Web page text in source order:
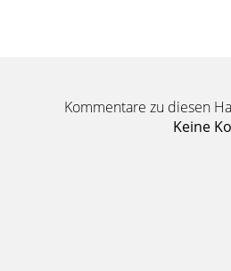
Kommentare zu diesen
Keine